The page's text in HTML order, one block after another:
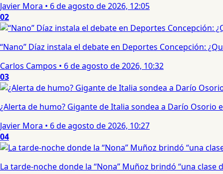
Javier Mora • 6 de agosto de 2026, 12:05
02
“Nano” Díaz instala el debate en Deportes Concepción:
Carlos Campos • 6 de agosto de 2026, 10:32
03
¿Alerta de humo? Gigante de Italia sondea a Darío Osorio
Javier Mora • 6 de agosto de 2026, 10:27
04
La tarde-noche donde la “Nona” Muñoz brindó “una clase